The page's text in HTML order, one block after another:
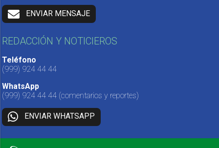
ENVIAR MENSAJE
REDACCIÓN Y NOTICIEROS
Teléfono
(999) 924 44 44
WhatsApp
(999) 924 44 44 (comentarios y reportes)
ENVIAR WHATSAPP